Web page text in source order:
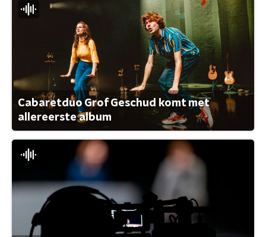
Cabaretduo Grof Geschud komt met
allereerste album